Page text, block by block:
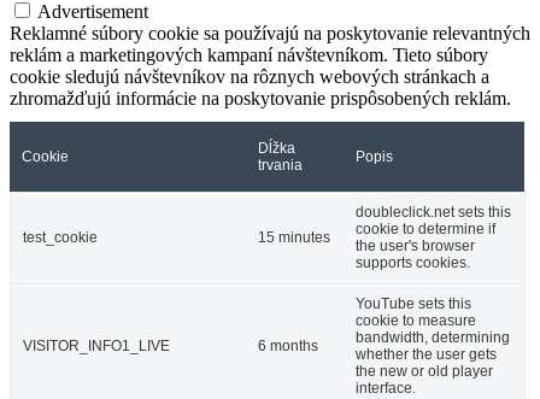
Advertisement
Reklamné súbory cookie sa používajú na poskytovanie relevantných
reklám a marketingových kampaní návštevníkom. Tieto súbory
cookie sledujú návštevníkov na rôznych webových stránkach a
zhromažďujú informácie na poskytovanie prispôsobených reklám.
Cookie
Dĺžka
trvania
Popis
test_cookie 15 minutes
doubleclick.net sets this
cookie to determine if
the user's browser
supports cookies.
VISITOR_INFO1_LIVE 6 months
YouTube sets this
cookie to measure
bandwidth, determining
whether the user gets
the new or old player
interface.